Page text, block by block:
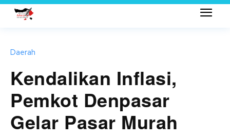
Daerah
Kendalikan Inflasi,
Pemkot Denpasar
Gelar Pasar Murah